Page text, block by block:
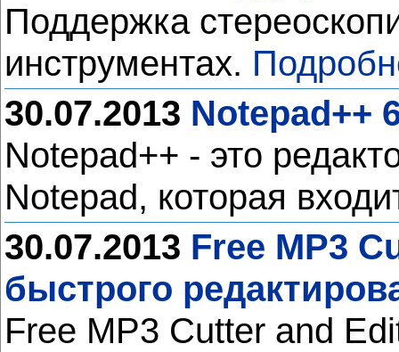
Поддержка
инструментах.
30.07.2013 Notepad++
Notepad++ - это
Notepad, которая
30.07.2013 Free MP3
быстрого
Free MP3 Cutter and